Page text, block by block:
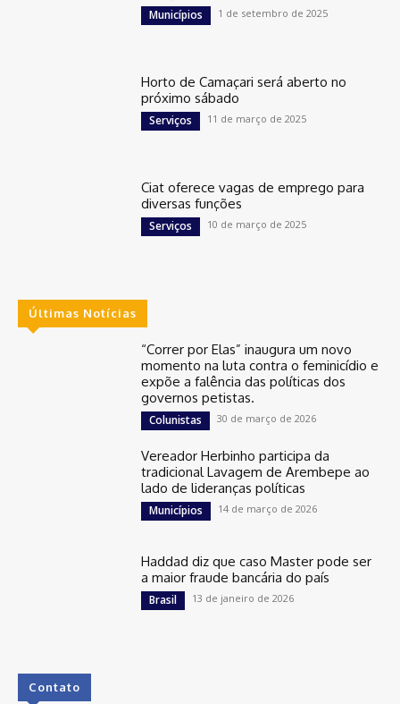
Municípios 1 de setembro de 2025
Horto de Camaçari será aberto no
próximo sábado
Serviços 11 de março de 2025
Ciat oferece vagas de emprego para
diversas funções
Serviços 10 de março de 2025
Últimas Notícias
“Correr por Elas” inaugura um novo
momento na luta contra o feminicídio e
expõe a falência das políticas dos
governos petistas.
Colunistas 30 de março de 2026
Vereador Herbinho participa da
tradicional Lavagem de Arembepe ao
lado de lideranças políticas
Municípios 14 de março de 2026
Haddad diz que caso Master pode ser
a maior fraude bancária do país
Brasil 13 de janeiro de 2026
Contato